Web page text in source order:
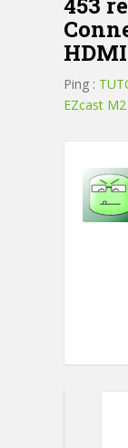
Ping :
EZcast